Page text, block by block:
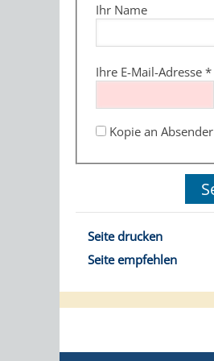
Ihr Name
Ihre E-Mail-Adresse*
Kopie an Absender
Seite drucken
Seite empfehlen